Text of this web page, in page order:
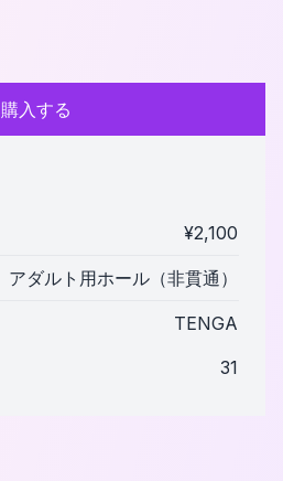
購入する
¥2,100
アダルト用ホール（非貫通）
TENGA
31